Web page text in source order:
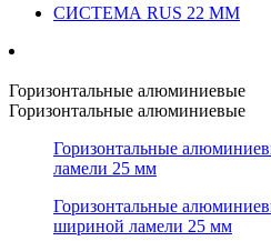
СИСТЕМА RUS 22 ММ
Горизонтальные алюминиевые
Горизонтальные алюминиевые
Горизонтальные
ламели 25 мм
Горизонтальные
шириной ламели 25 мм